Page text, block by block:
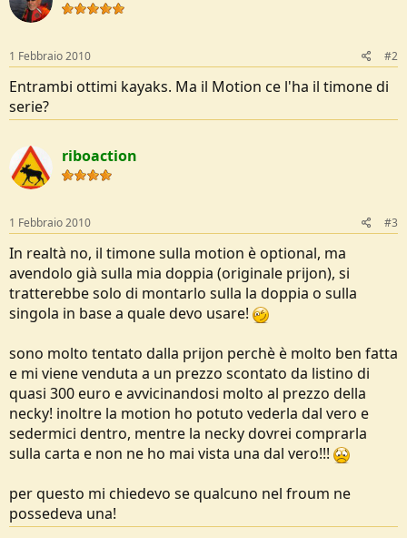
1 Febbraio 2010 #2
Entrambi ottimi kayaks. Ma il Motion ce l'ha il timone di
serie?
riboaction
1 Febbraio 2010 #3
In realtà no, il timone sulla motion è optional, ma
avendolo già sulla mia doppia (originale prijon), si
tratterebbe solo di montarlo sulla la doppia o sulla
singola in base a quale devo usare!
sono molto tentato dalla prijon perchè è molto ben fatta
e mi viene venduta a un prezzo scontato da listino di
quasi 300 euro e avvicinandosi molto al prezzo della
necky! inoltre la motion ho potuto vederla dal vero e
sedermici dentro, mentre la necky dovrei comprarla
sulla carta e non ne ho mai vista una dal vero!!!
per questo mi chiedevo se qualcuno nel froum ne
possedeva una!